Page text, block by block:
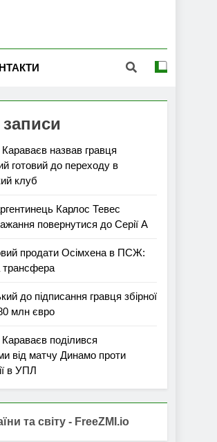
назвав гравця
готовий до переходу в
клуб
Карлос Тевес
повернутися до Серії А
продати Осімхена в ПСЖ:
трансфера
до підписання гравця збірної
млн євро
поділився
від матчу Динамо проти
в УПЛ
та світу - FreeZMI.io